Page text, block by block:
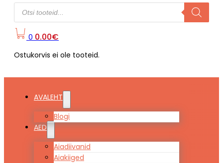
Products
search
0 0.00€
Ostukorvis ei ole tooteid.
AVALEHT
Blogi
AED
Aiadiivanid
Aiakiiged